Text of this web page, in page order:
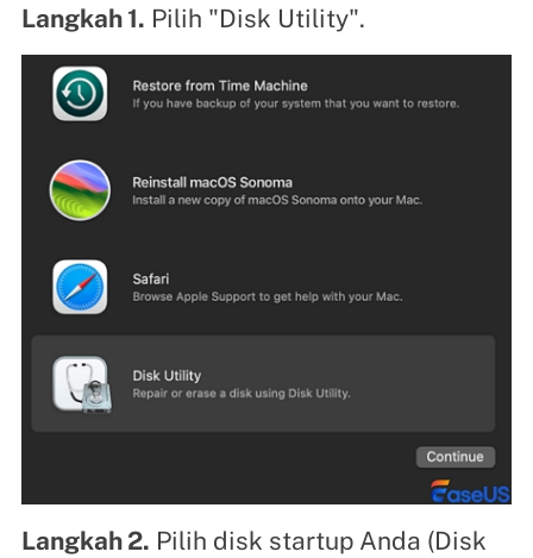
Langkah 1. Pilih "Disk Utility".
Langkah 2. Pilih disk startup Anda (Disk